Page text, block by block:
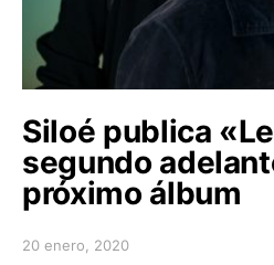
Siloé publica
segundo
próximo álbum
Posted on
20 enero, 2020